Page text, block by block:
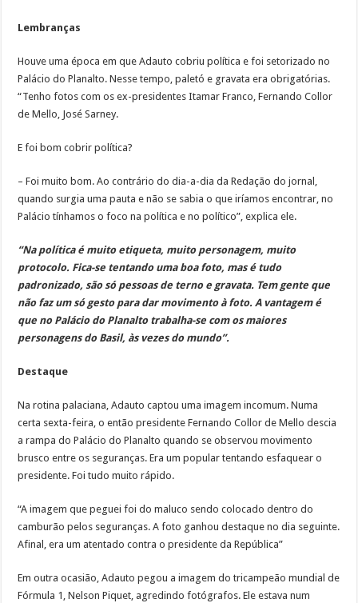
Lembranças
Houve uma época em que Adauto cobriu política e foi setorizado no
Palácio do Planalto. Nesse tempo, paletó e gravata era obrigatórias.
“Tenho fotos com os ex-presidentes Itamar Franco, Fernando Collor
de Mello, José Sarney.
E foi bom cobrir política?
– Foi muito bom. Ao contrário do dia-a-dia da Redação do jornal,
quando surgia uma pauta e não se sabia o que iríamos encontrar, no
Palácio tínhamos o foco na política e no político”, explica ele.
“Na política é muito etiqueta, muito personagem, muito
protocolo. Fica-se tentando uma boa foto, mas é tudo
padronizado, são só pessoas de terno e gravata. Tem gente que
não faz um só gesto para dar movimento à foto. A vantagem é
que no Palácio do Planalto trabalha-se com os maiores
personagens do Basil, às vezes do mundo”.
Destaque
Na rotina palaciana, Adauto captou uma imagem incomum. Numa
certa sexta-feira, o então presidente Fernando Collor de Mello descia
a rampa do Palácio do Planalto quando se observou movimento
brusco entre os seguranças. Era um popular tentando esfaquear o
presidente. Foi tudo muito rápido.
“A imagem que peguei foi do maluco sendo colocado dentro do
camburão pelos seguranças. A foto ganhou destaque no dia seguinte.
Afinal, era um atentado contra o presidente da República”
Em outra ocasião, Adauto pegou a imagem do tricampeão mundial de
Fórmula 1, Nelson Piquet, agredindo fotógrafos. Ele estava num